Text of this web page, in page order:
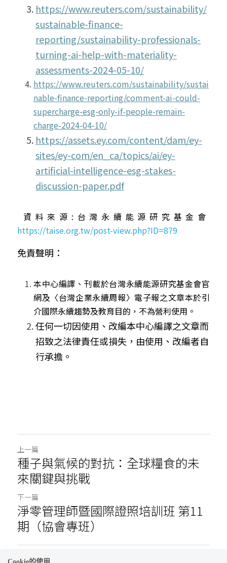
https://www.reuters.com/sustainability/
sustainable-finance-
reporting/sustainability-professionals-
turning-ai-help-with-materiality-
assessments-2024-05-10/
https://www.reuters.com/sustainability/sustai
nable-finance-reporting/comment-ai-could-
supercharge-esg-only-if-people-remain-
charge-2024-04-10/
https://assets.ey.com/content/dam/ey-
sites/ey-com/en_ca/topics/ai/ey-
artificial-intelligence-esg-stakes-
discussion-paper.pdf
資料來源:台灣永續能源研究基金會
https://taise.org.tw/post-view.php?ID=879
免責聲明：
本中心編譯、刊載於台灣永續能源研究基金會官
網及〈台灣企業永續周報〉電子報之文章本於引
介國際永續趨勢及教育目的，不為營利使用。
任何一切因使用、改編本中心編譯之文章而
招致之法律責任或損失，由使用、改編者自
行承擔。
上一篇
種子與氣候的對抗：全球糧食的未
來關鍵與挑戰
下一篇
淨零管理師暨國際證照培訓班 第11
期（協會專班）
返回網站